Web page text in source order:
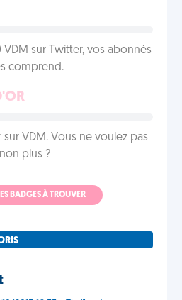
sur Twitter, vos abonnés
comprend.
VDM. Vous ne voulez pas
plus ?
BADGES À TROUVER